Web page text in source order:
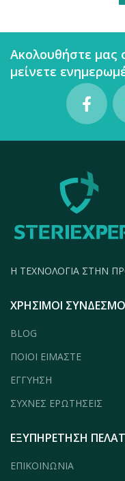
Ακολουθήστε μας
μείνετε
H ΤΕΧΝΟΛΟΓΙΑ ΣΤΗΝ
ΧΡΗΣΙΜΟΙ
BLOG
ΠΟΙΟΙ ΕΙΜΑΣΤΕ
ΕΓΓΥΗΣΗ
ΣΥΧΝΕΣ ΕΡΩΤΗΣΕΙΣ
ΕΞΥΠΗΡΕΤΗΣΗ
ΕΠΙΚΟΙΝΩΝΙΑ